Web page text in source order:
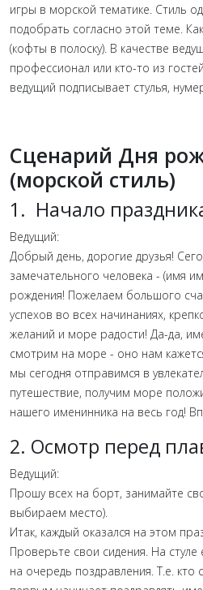
игры в морской тематике. Стиль
подобрать согласно этой теме.
(кофты в полоску). В качестве
профессионал или кто-то из
ведущий подписывает стулья,
Сценарий Дня
(морской стиль)
1. Начало
Ведущий:
Добрый день, дорогие друзья!
замечательного человека - (имя
рождения! Пожелаем большого
успехов во всех начинаниях,
желаний и море радости! Да-да,
смотрим на море - оно нам
мы сегодня отправимся в
путешествие, получим море
нашего именинника на весь год!
2. Осмотр перед
Ведущий:
Прошу всех на борт, занимайте
выбираем место).
Итак, каждый оказался на этом
Проверьте свои сидения. На
на очередь поздравления. Т.е. кто